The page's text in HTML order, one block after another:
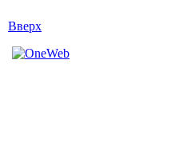
Вверх